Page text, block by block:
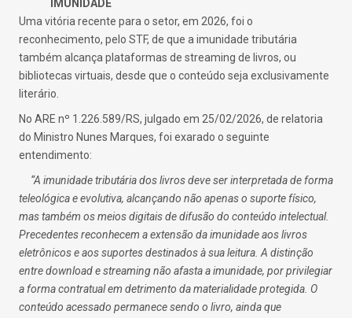
IMUNIDADE
Uma vitória recente para o setor, em 2026, foi o
reconhecimento, pelo STF, de que a imunidade tributária
também alcança plataformas de streaming de livros, ou
bibliotecas virtuais, desde que o conteúdo seja exclusivamente
literário.
No ARE nº 1.226.589/RS, julgado em 25/02/2026, de relatoria
do Ministro Nunes Marques, foi exarado o seguinte
entendimento:
“A imunidade tributária dos livros deve ser interpretada de forma
teleológica e evolutiva, alcançando não apenas o suporte físico,
mas também os meios digitais de difusão do conteúdo intelectual.
Precedentes reconhecem a extensão da imunidade aos livros
eletrônicos e aos suportes destinados à sua leitura. A distinção
entre download e streaming não afasta a imunidade, por privilegiar
a forma contratual em detrimento da materialidade protegida. O
conteúdo acessado permanece sendo o livro, ainda que